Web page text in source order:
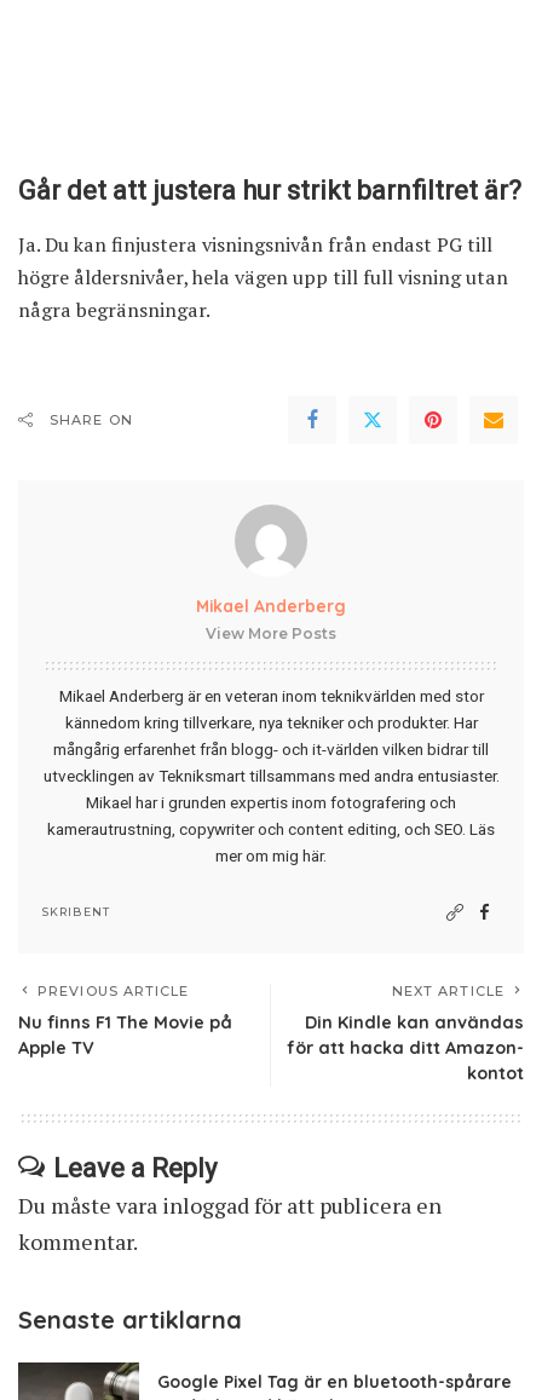
Går det att justera hur strikt barnfiltret är?
Ja. Du kan finjustera visningsnivån från endast PG till
högre åldersnivåer, hela vägen upp till full visning utan
några begränsningar.
SHARE ON
Mikael Anderberg
View More Posts
Mikael Anderberg är en veteran inom teknikvärlden med stor
kännedom kring tillverkare, nya tekniker och produkter. Har
mångårig erfarenhet från blogg- och it-världen vilken bidrar till
utvecklingen av Tekniksmart tillsammans med andra entusiaster.
Mikael har i grunden expertis inom fotografering och
kamerautrustning, copywriter och content editing, och SEO. Läs
mer om mig här.
SKRIBENT
PREVIOUS ARTICLE
Nu finns F1 The Movie på
Apple TV
NEXT ARTICLE
Din Kindle kan användas
för att hacka ditt Amazon-
kontot
Leave a Reply
Du måste vara inloggad för att publicera en
kommentar.
Senaste artiklarna
Google Pixel Tag är en bluetooth-spårare